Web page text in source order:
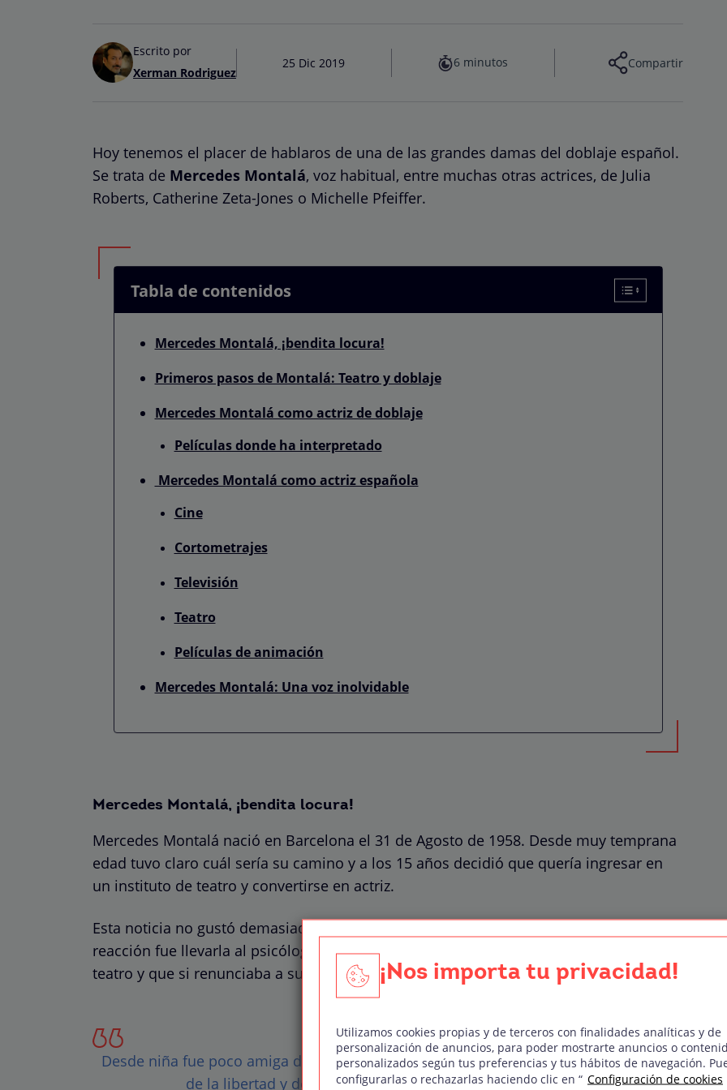
Escrito por
Xerman Rodriguez
25 Dic 2019 6 minutos Compartir
Hoy tenemos el placer de hablaros de una de las grandes damas del doblaje español.
Se trata de Mercedes Montalá, voz habitual, entre muchas otras actrices, de Julia
Roberts, Catherine Zeta-Jones o Michelle Pfeiffer.
Tabla de contenidos
Mercedes Montalá, ¡bendita locura!
Primeros pasos de Montalá: Teatro y doblaje
Mercedes Montalá como actriz de doblaje
Películas donde ha interpretado
Mercedes Montalá como actriz española
Cine
Cortometrajes
Televisión
Teatro
Películas de animación
Mercedes Montalá: Una voz inolvidable
Mercedes Montalá, ¡bendita locura!
Mercedes Montalá nació en Barcelona el 31 de Agosto de 1958. Desde muy temprana
edad tuvo claro cuál sería su camino y a los 15 años decidió que quería ingresar en
un instituto de teatro y convertirse en actriz.
Esta noticia no gustó demasiado en su casa, sobre todo a su padre y su primera
reacción fue llevarla al psicólogo. Pero ella tenía muy claro que quería dedicarse al
teatro y que si renunciaba a su vocación, una parte de sí misma moriría.
Desde niña fue poco amiga del estudio, si una apasionada
de la libertad y de vivir aventuras.
¡Nos importa tu privacidad!
Utilizamos cookies propias y de terceros con finalidades analíticas y de
personalización de anuncios, para poder mostrarte anuncios o
personalizados según tus preferencias y tus hábitos de navegación.
configurarlas o rechazarlas haciendo clic en “ Configuración de cookies